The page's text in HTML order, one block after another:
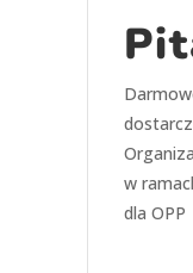
w
dla OPP